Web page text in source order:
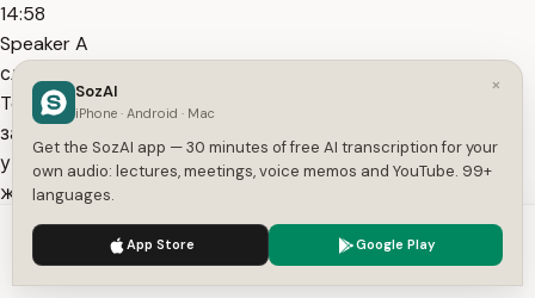
14:58
Speaker A
следующей серии.
Topics:отношения психология отношений
запомниться девушке
уверенностькоммуникация с
женщинами
фразыритуалы в отношенияхвлечение
Get More with the SozAI App
Transcribe recordings, audio files, and YouTube videos —
We use cookies to enhance your experience.
×
SozAI
iPhone · Android · Mac
Get the SozAI app — 30 minutes of free AI transcription for your
own audio: lectures, meetings, voice memos and YouTube. 99+
languages.
App Store Google Play